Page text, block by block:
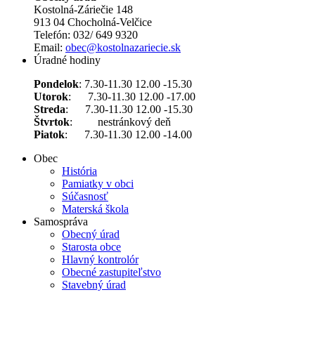
Kostolná-Záriečie 148
913 04 Chocholná-Velčice
Telefón: 032/ 649 9320
Email: obec@kostolnazariecie.sk
Úradné hodiny
Pondelok: 7.30-11.30 12.00 -15.30
Utorok: 7.30-11.30 12.00 -17.00
Streda: 7.30-11.30 12.00 -15.30
Štvrtok: nestránkový deň
Piatok: 7.30-11.30 12.00 -14.00
Obec
História
Pamiatky v obci
Súčasnosť
Materská škola
Samospráva
Obecný úrad
Starosta obce
Hlavný kontrolór
Obecné zastupiteľstvo
Stavebný úrad